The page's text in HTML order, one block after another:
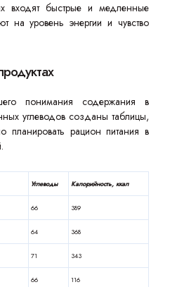
входят быстрые и медленные
на уровень энергии и чувство
понимания содержания в
углеводов созданы таблицы,
рацион питания в
Углеводы Калорийность, ккал
66 389
64 368
71 343
66 116